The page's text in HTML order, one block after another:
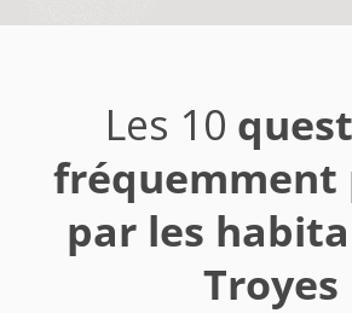
Les 10
fréquemment
par les
Troyes